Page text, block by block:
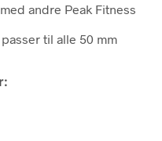
andre Peak Fitness
til alle 50 mm